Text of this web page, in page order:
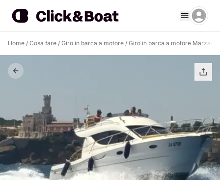
Home / Cosa fare / Giro in barca a motore / Giro in barca a motore